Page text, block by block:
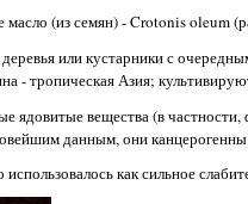
масло (из семян) - Crotonis oleum
или кустарники с
- тропическая Азия;
ядовитые вещества (в
данным, они
как сильное